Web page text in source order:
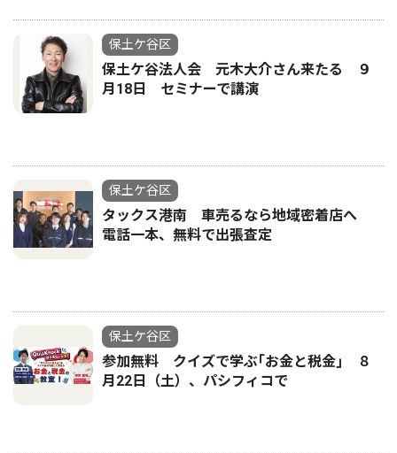
保土ケ谷区
保土ケ谷法人会 元木大介さん来たる ９
月18日 セミナーで講演
保土ケ谷区
タックス港南 車売るなら地域密着店へ
電話一本、無料で出張査定
保土ケ谷区
参加無料 クイズで学ぶ｢お金と税金｣ ８
月22日（土）、パシフィコで